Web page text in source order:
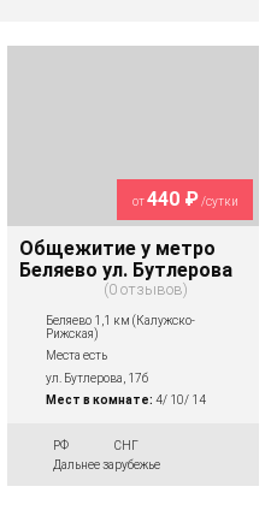
от440 ₽/сутки
Общежитие у метро
Беляево ул. Бутлерова
0 отзывов
Беляево 1,1 км (Калужско-
Рижская)
Места есть
ул. Бутлерова, 17б
Мест в комнате: 4/ 10/ 14
РФ
СНГ
Дальнее зарубежье